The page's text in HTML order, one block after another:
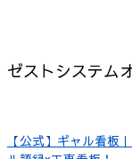
ゼストシステム
【公式】ギャル看板